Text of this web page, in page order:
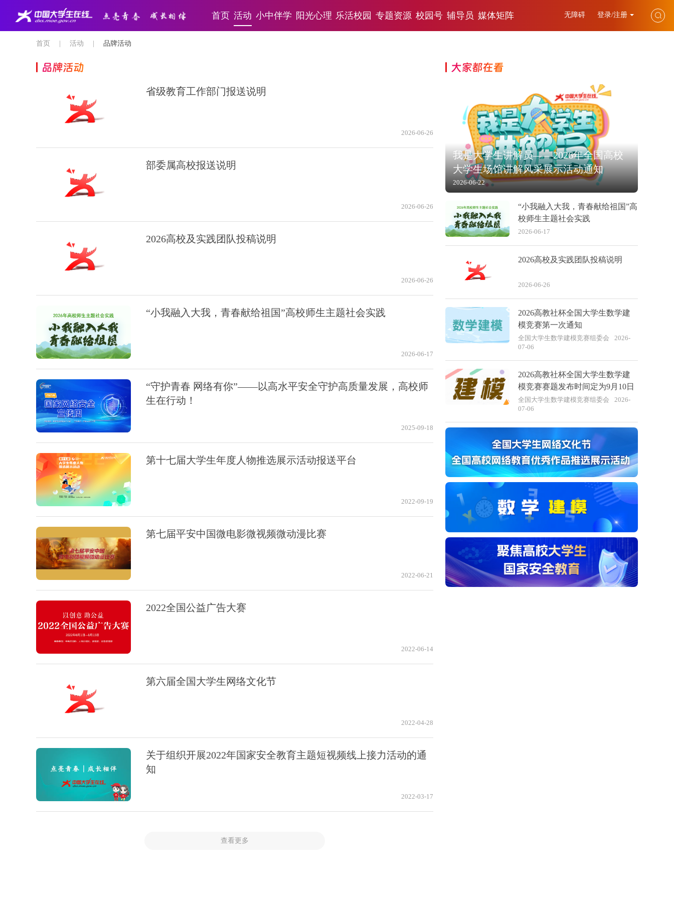
首页 活动 小中伴学 阳光心理 乐活校园 专题资源 校园号 辅导员 媒体矩阵 无障碍 登录/注册
首页 活动 品牌活动
品牌活动
省级教育工作部门报送说明
2026-06-26
部委属高校报送说明
2026-06-26
2026高校及实践团队投稿说明
2026-06-26
“小我融入大我，青春献给祖国”高校师生主题社会实践
2026-06-17
“守护青春 网络有你”——以高水平安全守护高质量发展，高校师
生在行动！
2025-09-18
第十七届大学生年度人物推选展示活动报送平台
2022-09-19
第七届平安中国微电影微视频微动漫比赛
2022-06-21
2022全国公益广告大赛
2022-06-14
第六届全国大学生网络文化节
2022-04-28
关于组织开展2022年国家安全教育主题短视频线上接力活动的通
知
2022-03-17
查看更多
大家都在看
我是大学生讲解员——2026年全国高校
大学生场馆讲解风采展示活动通知
2026-06-22
“小我融入大我，青春献给祖国”高
校师生主题社会实践
2026-06-17
2026高校及实践团队投稿说明
2026-06-26
2026高教社杯全国大学生数学建
模竞赛第一次通知
全国大学生数学建模竞赛组委会
2026-
07-06
2026高教社杯全国大学生数学建
模竞赛赛题发布时间定为9月10日
全国大学生数学建模竞赛组委会
2026-
07-06